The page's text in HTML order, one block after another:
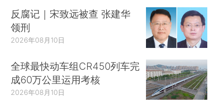
反腐记｜宋致远被查 张建华
领刑
2026年08月10日
全球最快动车组CR450列车完
成60万公里运用考核
2026年08月10日